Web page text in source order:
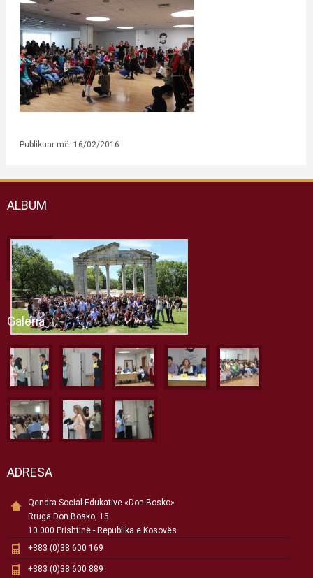
Publikuar më: 16/02/2016
ALBUM
Galeria
ADRESA
Qendra Social-Edukative «Don Bosko»
Rruga Don Bosko, 15
10 000 Prishtinë - Republika e Kosovës
+383 (0)38 600 169
+383 (0)38 600 889